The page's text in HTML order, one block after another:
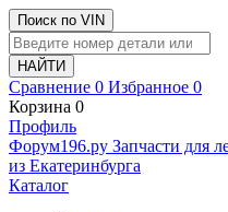
Поиск по VIN
Сравнение 0 Избранное 0
Корзина 0
Профиль
Фoрум196.ру Запчасти для
из Екатеринбурга
Каталог